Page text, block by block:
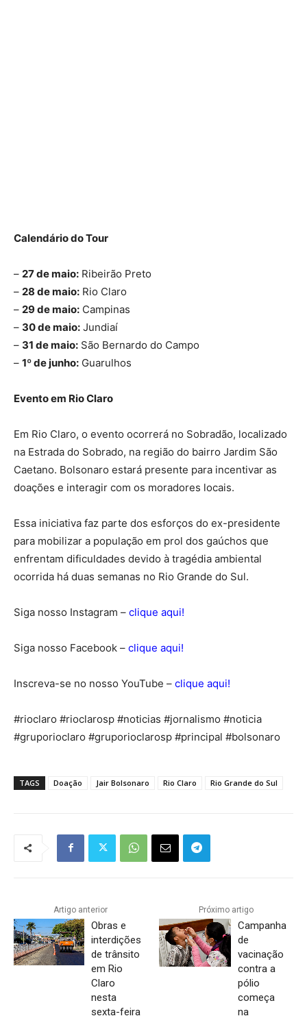
Calendário do Tour
– 27 de maio: Ribeirão Preto
– 28 de maio: Rio Claro
– 29 de maio: Campinas
– 30 de maio: Jundiaí
– 31 de maio: São Bernardo do Campo
– 1º de junho: Guarulhos
Evento em Rio Claro
Em Rio Claro, o evento ocorrerá no Sobradão, localizado
na Estrada do Sobrado, na região do bairro Jardim São
Caetano. Bolsonaro estará presente para incentivar as
doações e interagir com os moradores locais.
Essa iniciativa faz parte dos esforços do ex-presidente
para mobilizar a população em prol dos gaúchos que
enfrentam dificuldades devido à tragédia ambiental
ocorrida há duas semanas no Rio Grande do Sul.
Siga nosso Instagram – clique aqui!
Siga nosso Facebook – clique aqui!
Inscreva-se no nosso YouTube – clique aqui!
#rioclaro #rioclarosp #noticias #jornalismo #noticia
#gruporioclaro #gruporioclarosp #principal #bolsonaro
TAGS Doação Jair Bolsonaro Rio Claro Rio Grande do Sul
Artigo anterior
Obras e
interdições
de trânsito
em Rio
Claro
nesta
sexta-feira
Próximo artigo
Campanha
de
vacinação
contra a
pólio
começa
na